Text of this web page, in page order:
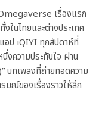
เรื่องแรก
ในไทยและต่างประเทศ
อป iQIYI ทุกสัปดาห์ที่
งความประทับใจ ผ่าน
บทเพลงที่ถ่ายทอดความ
ณ์ของเรื่องราวให้ลึก